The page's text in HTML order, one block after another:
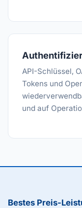
API-Schlüssel,
Tokens und
und auf
Bestes Preis-